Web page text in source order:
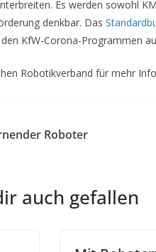
Es werden sowohl
denkbar. Das
KfW-Corona-Programmen
Robotikverband für mehr
Roboter
auch gefallen